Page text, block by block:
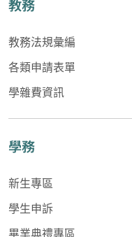
教務
教務法規彙編
各類申請表單
學雜費資訊
學務
新生專區
學生申訴
畢業典禮專區